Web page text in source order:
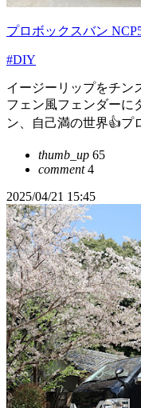
プロボックスバン
#DIY
イージーリップをチン
フェン風フェンダーに
ン、自己満の世界👍プ
thumb_up 65
comment4
2025/04/21 15:45